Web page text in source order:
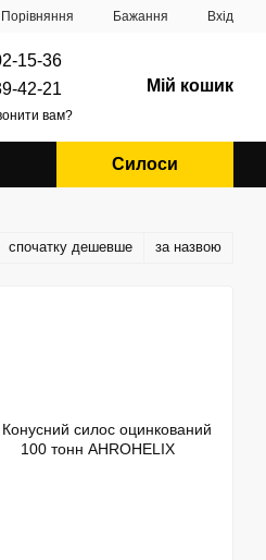
Порівняння Бажання Вхід
15-36
42-21
вам?
Мій кошик
Силоси
спочатку дешевше за назвою